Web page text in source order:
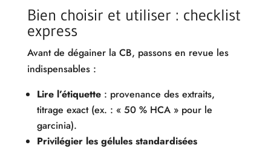
Bien choisir et utiliser : checklist
express
Avant de dégainer la CB, passons en revue les
indispensables :
Lire l’étiquette: provenance des extraits,
titrage exact (ex. : « 50 % HCA » pour le
garcinia).
Privilégier les gélules standardisées